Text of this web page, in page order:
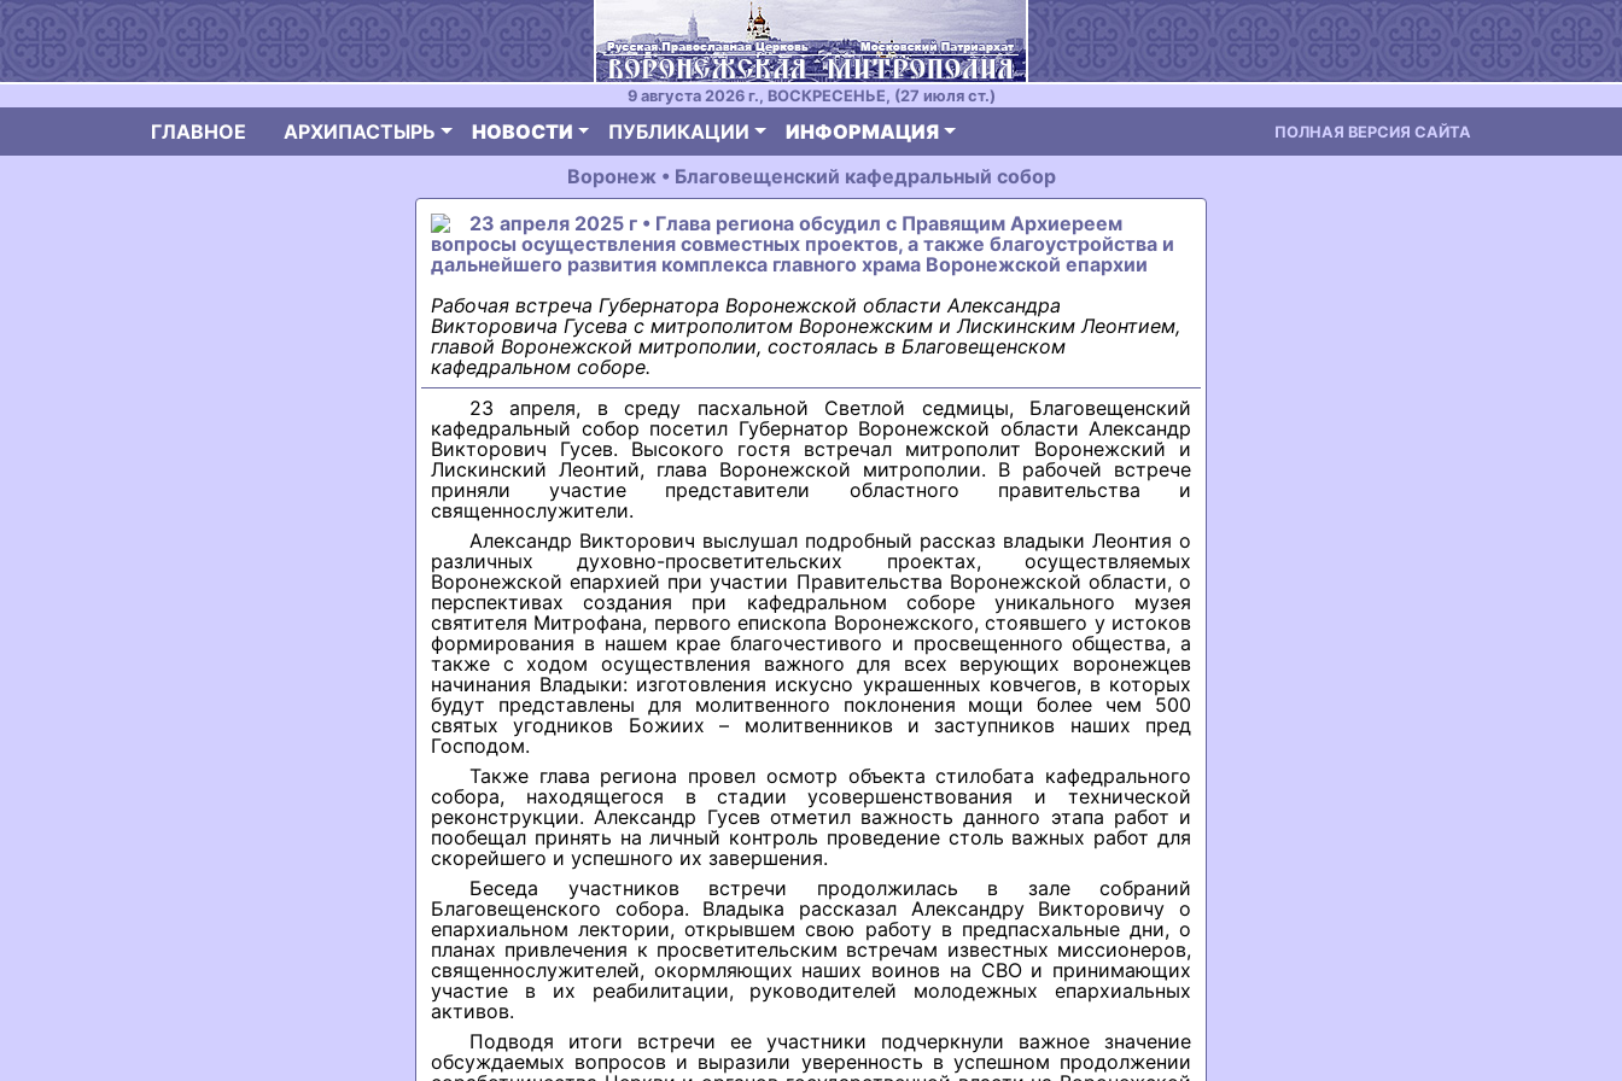
9 августа 2026 г., ВОСКРЕСЕНЬЕ, (27 июля ст.)
ГЛАВНОЕ АРХИПАСТЫРЬ НОВОСТИ ПУБЛИКАЦИИ ИНФОРМАЦИЯ ПОЛНАЯ ВЕРСИЯ САЙТА
Воронеж • Благовещенский кафедральный собор
23 апреля 2025 г • Глава региона обсудил с Правящим Архиереем
вопросы осуществления совместных проектов, а также благоустройства и
дальнейшего развития комплекса главного храма Воронежской епархии
Рабочая встреча Губернатора Воронежской области Александра
Викторовича Гусева с митрополитом Воронежским и Лискинским Леонтием,
главой Воронежской митрополии, состоялась в Благовещенском
кафедральном соборе.
23 апреля, в среду пасхальной Светлой седмицы, Благовещенский
кафедральный собор посетил Губернатор Воронежской области Александр
Викторович Гусев. Высокого гостя встречал митрополит Воронежский и
Лискинский Леонтий, глава Воронежской митрополии. В рабочей встрече
приняли участие представители областного правительства и
священнослужители.
Александр Викторович выслушал подробный рассказ владыки Леонтия о
различных духовно-просветительских проектах, осуществляемых
Воронежской епархией при участии Правительства Воронежской области, о
перспективах создания при кафедральном соборе уникального музея
святителя Митрофана, первого епископа Воронежского, стоявшего у истоков
формирования в нашем крае благочестивого и просвещенного общества, а
также с ходом осуществления важного для всех верующих воронежцев
начинания Владыки: изготовления искусно украшенных ковчегов, в которых
будут представлены для молитвенного поклонения мощи более чем 500
святых угодников Божиих – молитвенников и заступников наших пред
Господом.
Также глава региона провел осмотр объекта стилобата кафедрального
собора, находящегося в стадии усовершенствования и технической
реконструкции. Александр Гусев отметил важность данного этапа работ и
пообещал принять на личный контроль проведение столь важных работ для
скорейшего и успешного их завершения.
Беседа участников встречи продолжилась в зале собраний
Благовещенского собора. Владыка рассказал Александру Викторовичу о
епархиальном лектории, открывшем свою работу в предпасхальные дни, о
планах привлечения к просветительским встречам известных миссионеров,
священнослужителей, окормляющих наших воинов на СВО и принимающих
участие в их реабилитации, руководителей молодежных епархиальных
активов.
Подводя итоги встречи ее участники подчеркнули важное значение
обсуждаемых вопросов и выразили уверенность в успешном продолжении